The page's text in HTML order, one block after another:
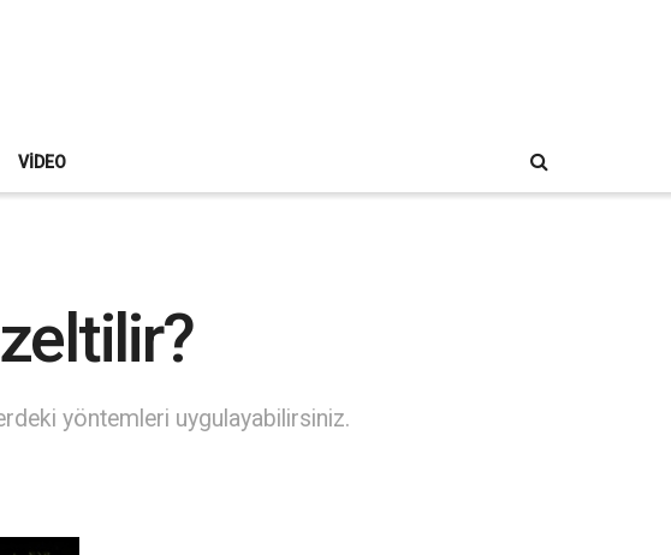
VIDEO
yöntemleri uygulayabilirsiniz.